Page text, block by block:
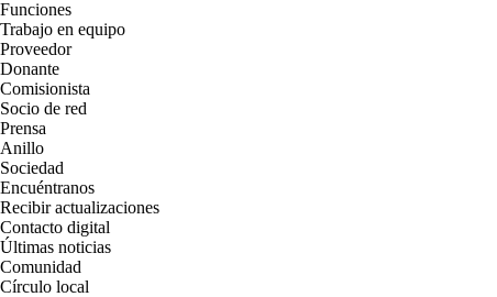
Funciones
Trabajo en equipo
Proveedor
Donante
Comisionista
Socio de red
Prensa
Anillo
Sociedad
Encuéntranos
Recibir actualizaciones
Contacto digital
Últimas noticias
Comunidad
Círculo local